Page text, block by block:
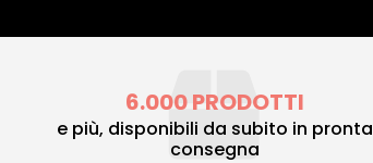
6.000 PRODOTTI
e più, disponibili da subito in pronta
consegna